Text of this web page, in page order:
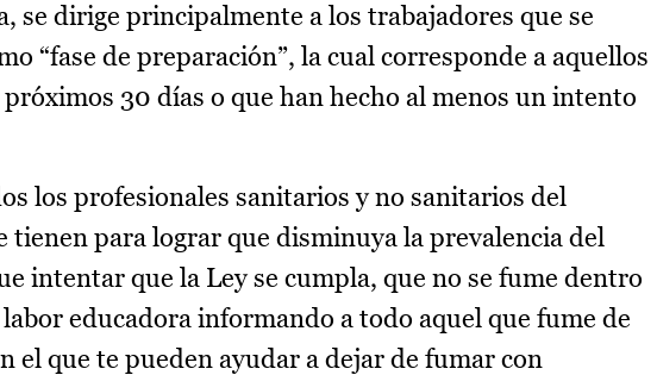
se dirige principalmente a los trabajadores que se
“fase de preparación”, la cual corresponde a aquellos
30 días o que han hecho al menos un intento
los profesionales sanitarios y no sanitarios del
para lograr que disminuya la prevalencia del
intentar que la Ley se cumpla, que no se fume dentro
educadora informando a todo aquel que fume de
el que te pueden ayudar a dejar de fumar con